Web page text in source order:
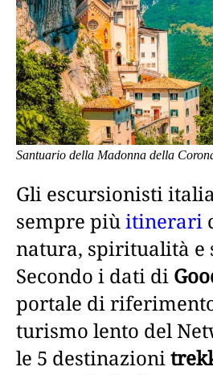
Santuario della Madonna della
Gli escursionisti
sempre piùitinerari
natura, spiritualità e
Secondo i dati di
portale di
turismo lento del
le 5 destinazioni